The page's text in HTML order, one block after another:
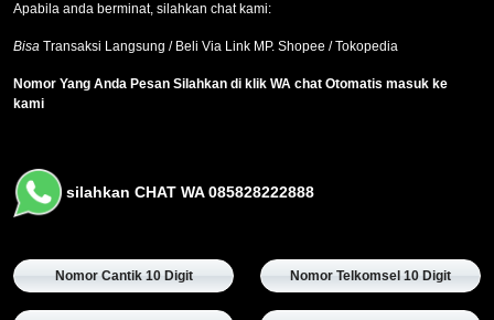
Apabila anda berminat, silahkan chat kami:
Bisa Transaksi Langsung / Beli Via Link MP. Shopee / Tokopedia
Nomor Yang Anda Pesan Silahkan di klik WA chat Otomatis masuk ke
kami
silahkan CHAT WA 085828222888
Nomor Cantik 10 Digit Nomor Telkomsel 10 Digit